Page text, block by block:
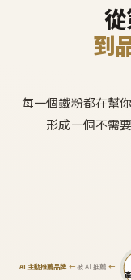
到
每一個鐵粉都在幫
形成一個不需
AI 主動推薦品牌←被 AI 推薦 ←